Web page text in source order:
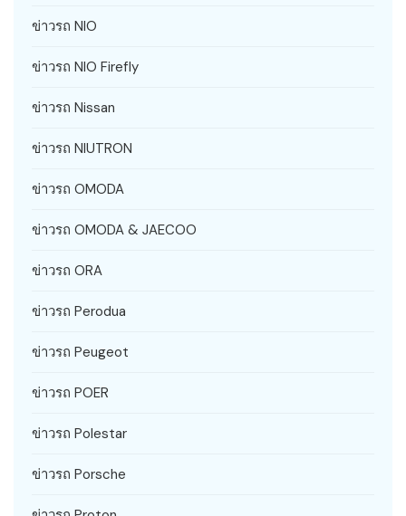
ข่าวรถ NIO
ข่าวรถ NIO Firefly
ข่าวรถ Nissan
ข่าวรถ NIUTRON
ข่าวรถ OMODA
ข่าวรถ OMODA & JAECOO
ข่าวรถ ORA
ข่าวรถ Perodua
ข่าวรถ Peugeot
ข่าวรถ POER
ข่าวรถ Polestar
ข่าวรถ Porsche